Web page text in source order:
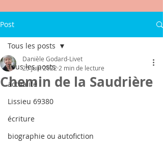
Post
Tous les posts
actualité
Lissieu 69380
écriture
biographie ou autofiction
Tous les posts
Chemin de la Saudrière
Danièle Godard-Livet
25 juin 2022 2 min de lecture